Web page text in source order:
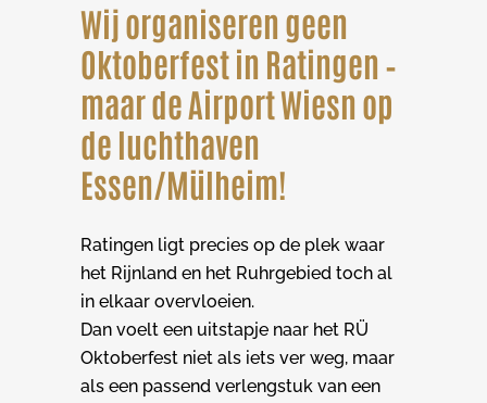
Wij organiseren geen
Oktoberfest in Ratingen –
maar de Airport Wiesn op
de luchthaven
Essen/Mülheim!
Ratingen ligt precies op de plek waar
het Rijnland en het Ruhrgebied toch al
in elkaar overvloeien.
Dan voelt een uitstapje naar het RÜ
Oktoberfest niet als iets ver weg, maar
als een passend verlengstuk van een